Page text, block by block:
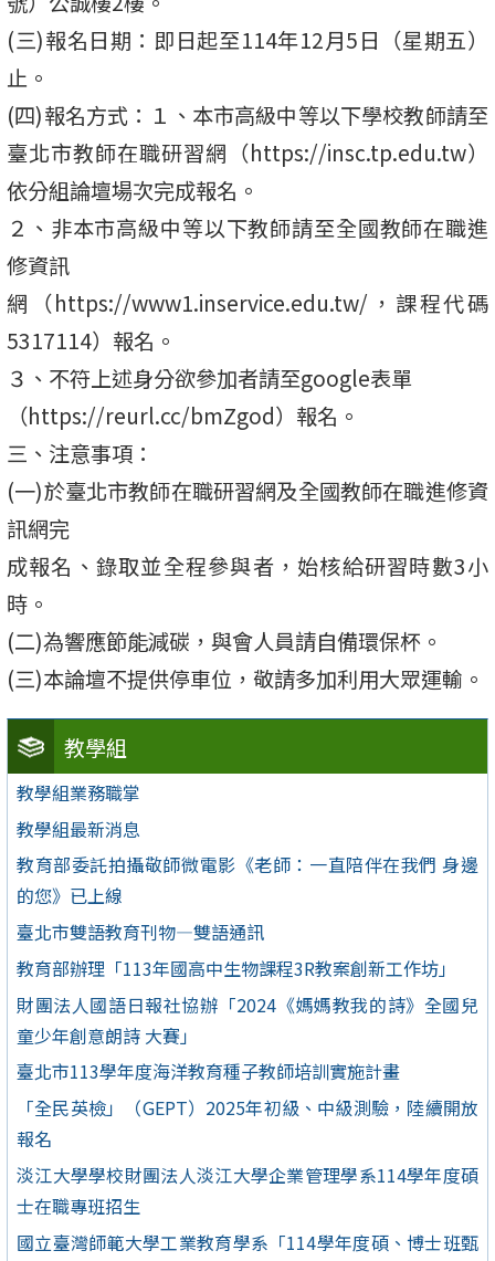
教學組
教學組業務職掌
教學組最新消息
教育部委託拍攝敬師微電影《老師：一直陪伴在我們 身邊
的您》已上線
臺北市雙語教育刊物—雙語通訊
教育部辦理「113年國高中生物課程3R教案創新工作坊」
財團法人國語日報社協辦「2024《媽媽教我的詩》全國兒
童少年創意朗詩 大賽」
臺北市113學年度海洋教育種子教師培訓實施計畫
「全民英檢」（GEPT）2025年初級、中級測驗，陸續開放
報名
淡江大學學校財團法人淡江大學企業管理學系114學年度碩
士在職專班招生
國立臺灣師範大學工業教育學系「114學年度碩、博士班甄
(三)報名日期：即日起至114年12月5日（星期五）
止。
(四)報名方式：１、本市高級中等以下學校教師請至
臺北市教師在職研習網（https://insc.tp.edu.tw）
依分組論壇場次完成報名。
２、非本市高級中等以下教師請至全國教師在職進
修資訊
網（https://www1.inservice.edu.tw/，課程代碼
5317114）報名。
３、不符上述身分欲參加者請至google表單
（https://reurl.cc/bmZgod）報名。
三、注意事項：
(一)於臺北市教師在職研習網及全國教師在職進修資
訊網完
成報名、錄取並全程參與者，始核給研習時數3小
時。
(二)為響應節能減碳，與會人員請自備環保杯。
(三)本論壇不提供停車位，敬請多加利用大眾運輸。